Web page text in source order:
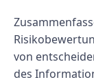
von
des